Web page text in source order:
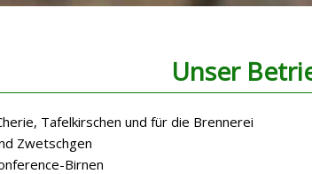
Unser
Tafelkirschen und für die Brennerei
Zwetschgen
Birnen